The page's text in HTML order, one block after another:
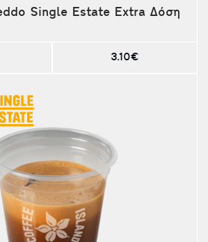
Single Estate Extra Δόση
3.10€